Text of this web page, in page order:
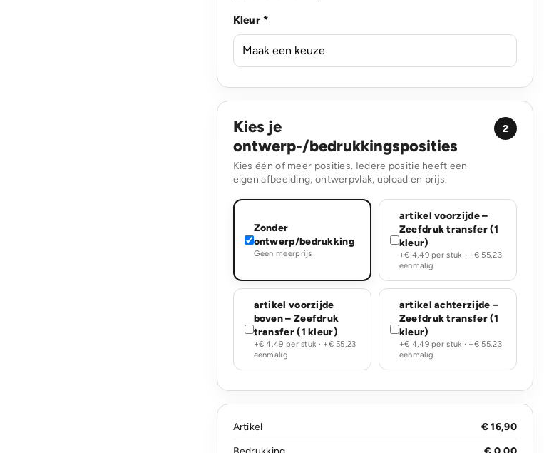
Kleur *
Kies je
ontwerp-/bedrukkingsposities
Kies één of meer posities. Iedere positie heeft een
eigen afbeelding, ontwerpvlak, upload en prijs.
2
Zonder
ontwerp/bedrukking
Geen meerprijs
artikel voorzijde –
Zeefdruk transfer (1
kleur)
+€ 4,49 per stuk · +€ 55,23
eenmalig
artikel voorzijde
boven – Zeefdruk
transfer (1 kleur)
+€ 4,49 per stuk · +€ 55,23
eenmalig
artikel achterzijde –
Zeefdruk transfer (1
kleur)
+€ 4,49 per stuk · +€ 55,23
eenmalig
Artikel
€ 16,90